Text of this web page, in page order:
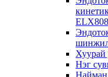
Хуурай
Нэг
Найман